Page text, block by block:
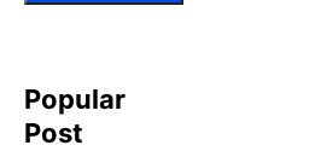
Popular
Post